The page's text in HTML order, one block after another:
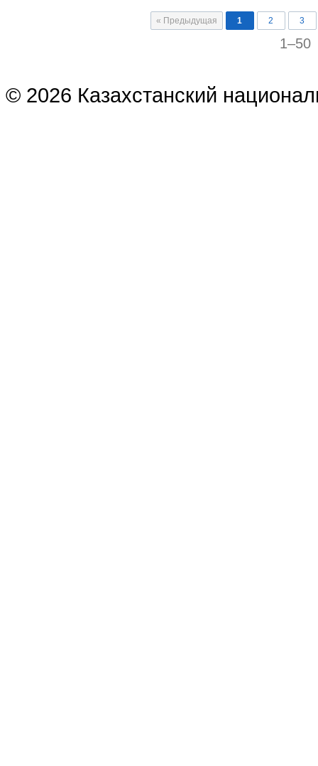
« Предыдущая 1 2 3
1–50
© 2026 Казахстанский